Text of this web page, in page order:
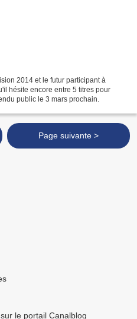
2014 et le futur participant à
hésite encore entre 5 titres pour
public le 3 mars prochain.
Page suivante >
le portail Canalblog